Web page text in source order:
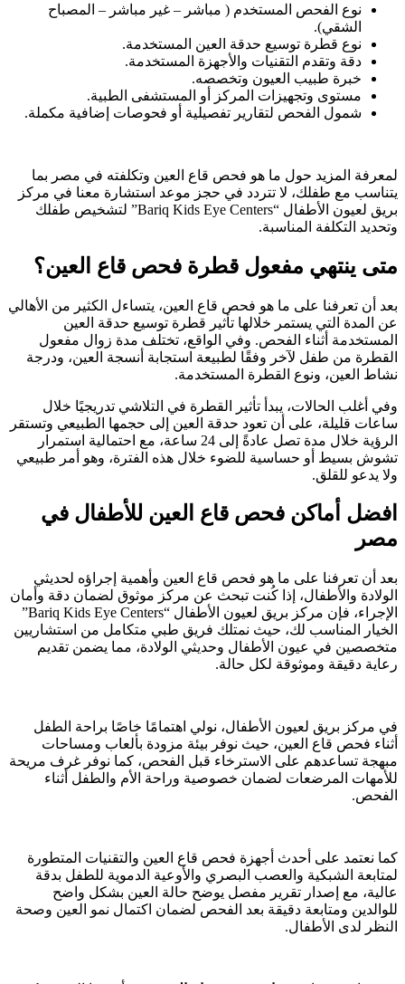
نوع الفحص المستخدم ( مباشر – غير مباشر – المصباح
الشقي).
نوع قطرة توسيع حدقة العين المستخدمة.
دقة وتقدم التقنيات والأجهزة المستخدمة.
خبرة طبيب العيون وتخصصه.
مستوى وتجهيزات المركز أو المستشفى الطبية.
شمول الفحص لتقارير تفصيلية أو فحوصات إضافية مكملة.
لمعرفة المزيد حول ما هو فحص قاع العين وتكلفته في مصر بما
يتناسب مع طفلك، لا تتردد في حجز موعد استشارة معنا في مركز
بريق لعيون الأطفال “Bariq Kids Eye Centers” لتشخيص طفلك
وتحديد التكلفة المناسبة.
متى ينتهي مفعول قطرة فحص قاع العين؟
بعد أن تعرفنا على ما هو فحص قاع العين، يتساءل الكثير من الأهالي
عن المدة التي يستمر خلالها تأثير قطرة توسيع حدقة العين
المستخدمة أثناء الفحص. وفي الواقع، تختلف مدة زوال مفعول
القطرة من طفل لآخر وفقًا لطبيعة استجابة أنسجة العين، ودرجة
نشاط العين، ونوع القطرة المستخدمة.
وفي أغلب الحالات، يبدأ تأثير القطرة في التلاشي تدريجيًا خلال
ساعات قليلة، على أن تعود حدقة العين إلى حجمها الطبيعي وتستقر
الرؤية خلال مدة تصل عادةً إلى 24 ساعة، مع احتمالية استمرار
تشوش بسيط أو حساسية للضوء خلال هذه الفترة، وهو أمر طبيعي
ولا يدعو للقلق.
افضل أماكن فحص قاع العين للأطفال في
مصر
بعد أن تعرفنا على ما هو فحص قاع العين وأهمية إجراؤه لحديثي
الولادة والأطفال، إذا كُنت تبحث عن مركز موثوق لضمان دقة وأمان
الإجراء، فإن مركز بريق لعيون الأطفال “Bariq Kids Eye Centers”
الخيار المناسب لك، حيث نمتلك فريق طبي متكامل من استشاريين
متخصصين في عيون الأطفال وحديثي الولادة، مما يضمن تقديم
رعاية دقيقة وموثوقة لكل حالة.
في مركز بريق لعيون الأطفال، نولي اهتمامًا خاصًا براحة الطفل
أثناء فحص قاع العين، حيث نوفر بيئة مزودة بألعاب ومساحات
مبهجة تساعدهم على الاسترخاء قبل الفحص، كما نوفر غرف مريحة
للأمهات المرضعات لضمان خصوصية وراحة الأم والطفل أثناء
الفحص.
كما نعتمد على أحدث أجهزة فحص قاع العين والتقنيات المتطورة
لمتابعة الشبكية والعصب البصري والأوعية الدموية للطفل بدقة
عالية، مع إصدار تقرير مفصل يوضح حالة العين بشكل واضح
للوالدين ومتابعة دقيقة بعد الفحص لضمان اكتمال نمو العين وصحة
النظر لدى الأطفال.